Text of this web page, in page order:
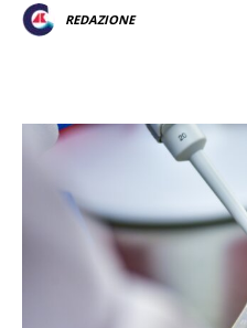
REDAZIONE